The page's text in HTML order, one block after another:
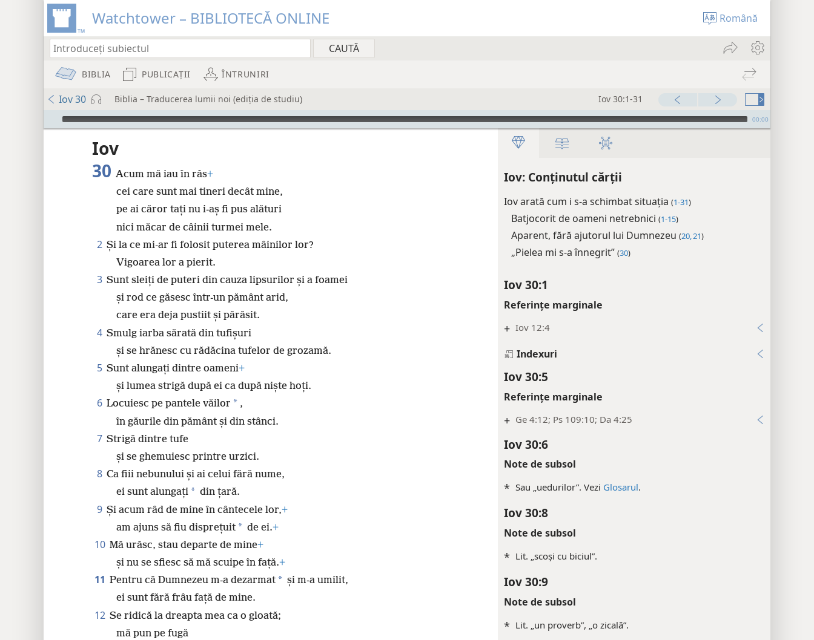
Watchtower – BIBLIOTECĂ ONLINE Română
BIBLIA PUBLICAȚII ÎNTRUNIRI
Iov 30 Biblia – Traducerea lumii noi (ediția de studiu) Iov 30:1-31
Audio Player 00:00
Iov: Conținutul cărții
Iov arată cum i s-a schimbat situația (1-31)
Batjocorit de oameni netrebnici (1-15)
Aparent, fără ajutorul lui Dumnezeu (20, 21)
„Pielea mi s-a înnegrit” (30)
Iov 30:1
Referințe marginale
+ Iov 12:4
Indexuri
Iov 30:5
Referințe marginale
+ Ge 4:12; Ps 109:10; Da 4:25
Iov 30:6
Note de subsol
* Sau „uedurilor”. Vezi Glosarul.
Iov 30:8
Note de subsol
* Lit. „scoși cu biciul”.
Iov 30:9
Note de subsol
* Lit. „un proverb”, „o zicală”.
Iov
30 Acum mă iau în râs+
cei care sunt mai tineri decât mine,
pe ai căror tați nu i-aș fi pus alături
nici măcar de câinii turmei mele.
2 Și la ce mi-ar fi folosit puterea mâinilor lor?
Vigoarea lor a pierit.
3 Sunt sleiți de puteri din cauza lipsurilor și a foamei
și rod ce găsesc într-un pământ arid,
care era deja pustiit și părăsit.
4 Smulg iarba sărată din tufișuri
și se hrănesc cu rădăcina tufelor de grozamă.
5 Sunt alungați dintre oameni+
și lumea strigă după ei ca după niște hoți.
6 Locuiesc pe pantele văilor * ,
în găurile din pământ și din stânci.
7 Strigă dintre tufe
și se ghemuiesc printre urzici.
8 Ca fiii nebunului și ai celui fără nume,
ei sunt alungați * din țară.
9 Și acum râd de mine în cântecele lor,+
am ajuns să fiu disprețuit * de ei.+
10 Mă urăsc, stau departe de mine+
și nu se sfiesc să mă scuipe în față.+
11 Pentru că Dumnezeu m-a dezarmat * și m-a umilit,
ei sunt fără frâu față de mine.
12 Se ridică la dreapta mea ca o gloată;
mă pun pe fugă